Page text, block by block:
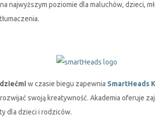
najwyższym poziomie dla maluchów, dzieci,
w czasie biegu zapewnia SmartHeads
swoją kreatywność. Akademia oferuje
dla dzieci i rodziców.